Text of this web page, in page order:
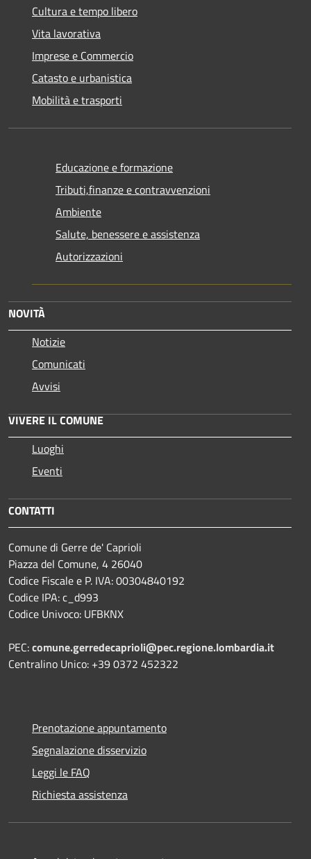
Cultura e tempo libero
Vita lavorativa
Imprese e Commercio
Catasto e urbanistica
Mobilità e trasporti
Educazione e formazione
Tributi,finanze e contravvenzioni
Ambiente
Salute, benessere e assistenza
Autorizzazioni
NOVITÀ
Notizie
Comunicati
Avvisi
VIVERE IL COMUNE
Luoghi
Eventi
CONTATTI
Comune di Gerre de' Caprioli
Piazza del Comune, 4 26040
Codice Fiscale e P. IVA: 00304840192
Codice IPA: c_d993
Codice Univoco: UFBKNX
PEC:comune.gerredecaprioli@pec.regione.lombardia.it
Centralino Unico: +39 0372 452322
Prenotazione appuntamento
Segnalazione disservizio
Leggi le FAQ
Richiesta assistenza